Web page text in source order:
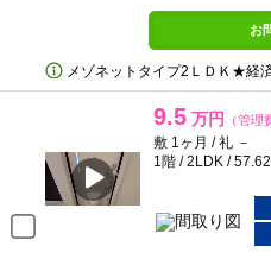
お
メゾネットタイプ2ＬＤＫ★経
9.5 万円 （管理
敷 1ヶ月 / 礼 －
1階 / 2LDK /